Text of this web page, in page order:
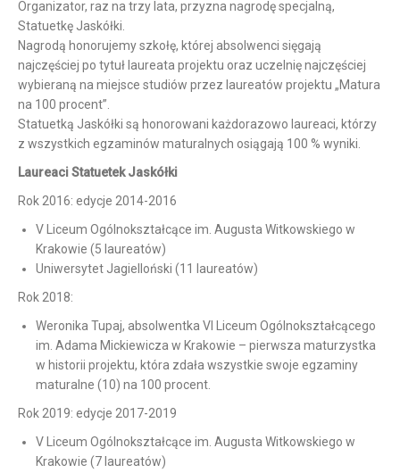
Organizator, raz na trzy lata, przyzna nagrodę specjalną,
Statuetkę Jaskółki.
Nagrodą honorujemy szkołę, której absolwenci sięgają
najczęściej po tytuł laureata projektu oraz uczelnię najczęściej
wybieraną na miejsce studiów przez laureatów projektu „Matura
na 100 procent”.
Statuetką Jaskółki są honorowani każdorazowo laureaci, którzy
z wszystkich egzaminów maturalnych osiągają 100 % wyniki.
Laureaci Statuetek Jaskółki
Rok 2016: edycje 2014-2016
V Liceum Ogólnokształcące im. Augusta Witkowskiego w
Krakowie (5 laureatów)
Uniwersytet Jagielloński (11 laureatów)
Rok 2018:
Weronika Tupaj, absolwentka VI Liceum Ogólnokształcącego
im. Adama Mickiewicza w Krakowie – pierwsza maturzystka
w historii projektu, która zdała wszystkie swoje egzaminy
maturalne (10) na 100 procent.
Rok 2019: edycje 2017-2019
V Liceum Ogólnokształcące im. Augusta Witkowskiego w
Krakowie (7 laureatów)